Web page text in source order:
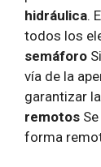
hidráulica.
todos los
semáforo
vía de la
garantizar
remotos
forma